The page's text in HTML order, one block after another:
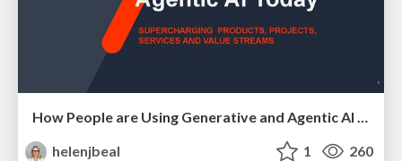
How People are Using Generative and Agentic AI to Supercharge Their Products, Projects, Services and Value Streams Today
helenjbeal
1 260